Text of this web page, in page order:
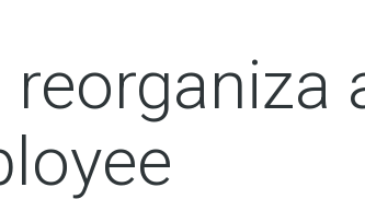
reorganiza